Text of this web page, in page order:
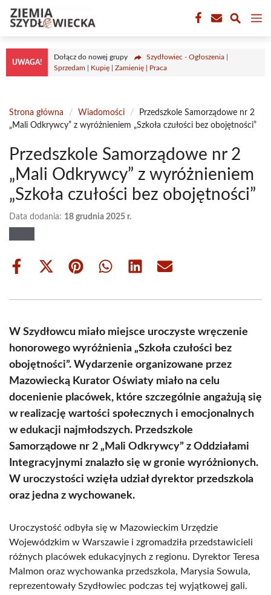
Przejdź
treści
UWAGA!
Dołącz do nowej grupy
Szydłowiec - Ogłoszenia |
Sprzedam | Kupię | Zamienię | Praca
Strona główna / Wiadomości /
Przedszkole Samorządowe nr 2
„Mali Odkrywcy” z wyróżnieniem „Szkoła czułości bez obojętności”
Przedszkole Samorządowe nr 2
„Mali Odkrywcy” z wyróżnieniem
„Szkoła czułości bez obojętności”
Data dodania: 18 grudnia 2025 r.
Share
Share
(Twitter)
Share Share Share Share
W Szydłowcu miało miejsce uroczyste wręczenie
honorowego wyróżnienia „Szkoła czułości bez
obojętności”. Wydarzenie organizowane przez
Mazowiecką Kurator Oświaty miało na celu
docenienie placówek, które szczególnie angażują się
w realizację wartości społecznych i emocjonalnych
w edukacji najmłodszych. Przedszkole
Samorządowe nr 2 „Mali Odkrywcy” z Oddziałami
Integracyjnymi znalazło się w gronie wyróżnionych.
W uroczystości wzięła udział dyrektor przedszkola
oraz jedna z wychowanek.
Uroczystość odbyła się w Mazowieckim Urzędzie
Wojewódzkim w Warszawie i zgromadziła przedstawicieli
różnych placówek edukacyjnych z regionu. Dyrektor Teresa
Malmon oraz wychowanka przedszkola, Marysia Sowula,
reprezentowały Szydłowiec podczas tej wyjątkowej gali.